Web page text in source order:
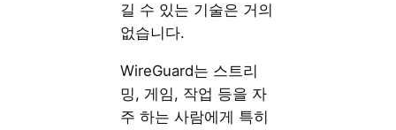
길 수 있는 기술은 거의
없습니다.
WireGuard는 스트리
밍, 게임, 작업 등을 자
주 하는 사람에게 특히